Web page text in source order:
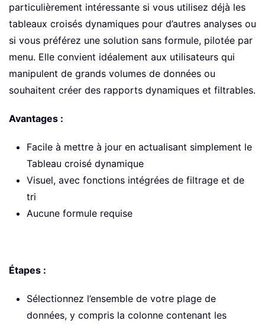
particulièrement intéressante si vous utilisez déjà les
tableaux croisés dynamiques pour d’autres analyses ou
si vous préférez une solution sans formule, pilotée par
menu. Elle convient idéalement aux utilisateurs qui
manipulent de grands volumes de données ou
souhaitent créer des rapports dynamiques et filtrables.
Avantages :
Facile à mettre à jour en actualisant simplement le
Tableau croisé dynamique
Visuel, avec fonctions intégrées de filtrage et de
tri
Aucune formule requise
Étapes :
Sélectionnez l’ensemble de votre plage de
données, y compris la colonne contenant les